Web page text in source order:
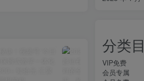
分类
VIP免费
会员专属